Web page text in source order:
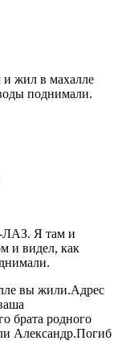
жил в махалле
поднимали.
ЛАЗ. Я там и
и видел, как
вы жили.Адрес
брата родного
Александр.Погиб